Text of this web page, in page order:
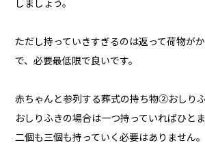
しましょう。
ただし持っていきすぎるのは返って荷物が
で、必要最低限で良いです。
赤ちゃんと参列する葬式の持ち物②おしり
おしりふきの場合は一つ持っていればひとま
二個も三個も持っていく必要はありません。